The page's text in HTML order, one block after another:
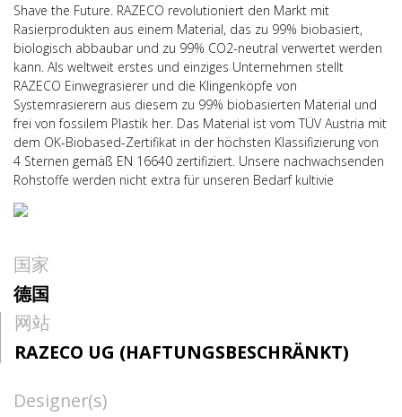
Shave the Future. RAZECO revolutioniert den Markt mit
Rasierprodukten aus einem Material, das zu 99% biobasiert,
biologisch abbaubar und zu 99% CO2-neutral verwertet werden
kann. Als weltweit erstes und einziges Unternehmen stellt
RAZECO Einwegrasierer und die Klingenköpfe von
Systemrasierern aus diesem zu 99% biobasierten Material und
frei von fossilem Plastik her. Das Material ist vom TÜV Austria mit
dem OK-Biobased-Zertifikat in der höchsten Klassifizierung von
4 Sternen gemäß EN 16640 zertifiziert. Unsere nachwachsenden
Rohstoffe werden nicht extra für unseren Bedarf kultivie
国家
德国
网站
RAZECO UG (HAFTUNGSBESCHRÄNKT)
Designer(s)